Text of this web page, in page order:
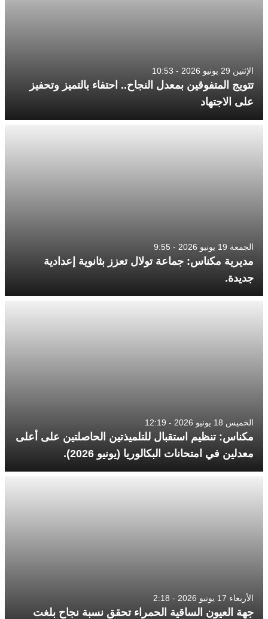
الإثنين 29 يونيو 2026 - 10:53
تتويج المتفوقين بمعدل النجاح.. احتفاء بالتميز وتحفيز
على الاجتهاد
الجمعة 19 يونيو 2026 - 9:55
مديرية مكناس: جماعة تولال تعزز بثانوية إعدادية
جديدة.
الخميس 18 يونيو 2026 - 12:19
مكناس: تنظيم استقبال للتلميذتين الحاصلتين على أعلى
معدلين في امتحانات البكالوريا (يونيو 2026).
الأربعاء 17 يونيو 2026 - 2:18
جهة العيون الساقية الحمراء تحقق نسبة نجاح بلغت